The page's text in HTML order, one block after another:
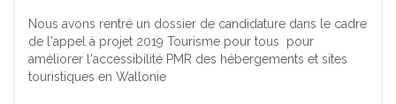
Nous avons rentré un dossier de candidature dans le cadre
de l'appel à projet 2019 Tourisme pour tous pour
améliorer l'accessibilité PMR des hébergements et sites
touristiques en Wallonie